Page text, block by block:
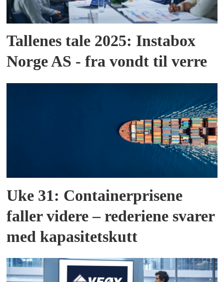
Tallenes tale 2025: Instabox
Norge AS - fra vondt til verre
Uke 31: Containerprisene
faller videre – rederiene svarer
med kapasitetskutt